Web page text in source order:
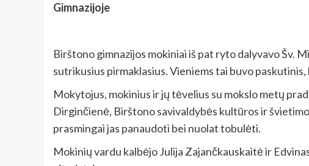
Gimnazijoje
Birštono gimnazijos mokiniai iš pat ryto dalyvavo Šv.
sutrikusius pirmaklasius. Vieniems tai buvo
Mokytojus, mokinius ir jų tėvelius su mokslo metų
Dirginčienė, Birštono savivaldybės kultūros ir
prasmingai jas panaudoti bei nuolat tobulėti.
Mokinių vardu kalbėjo Julija Zajančkauskaitė ir